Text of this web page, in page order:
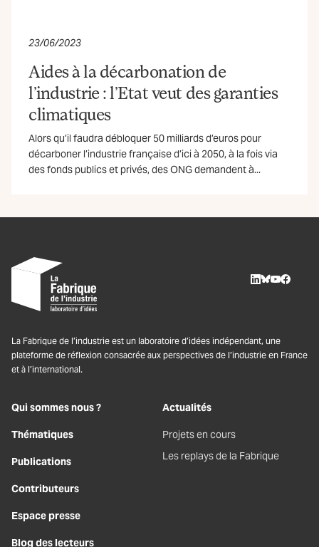
23/06/2023
Aides à la décarbonation de
l’industrie : l’Etat veut des garanties
climatiques
Alors qu’il faudra débloquer 50 milliards d’euros pour
décarboner l’industrie française d’ici à 2050, à la fois via
des fonds publics et privés, des ONG demandent à...
La Fabrique de l’industrie est un laboratoire d’idées indépendant, une
plateforme de réflexion consacrée aux perspectives de l’industrie en France
et à l’international.
Qui sommes nous ?
Thématiques
Publications
Contributeurs
Espace presse
Blog des lecteurs
Actualités
Projets en cours
Les replays de la Fabrique